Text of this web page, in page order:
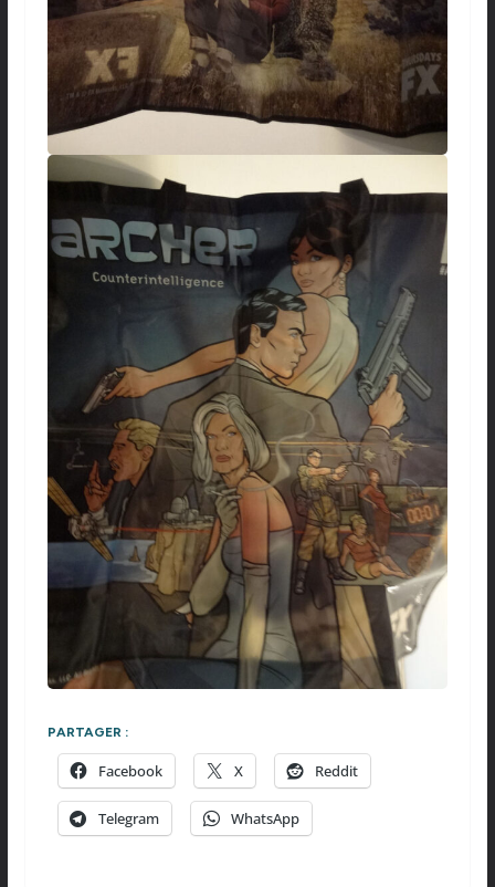
PARTAGER :
Facebook X Reddit
Telegram WhatsApp